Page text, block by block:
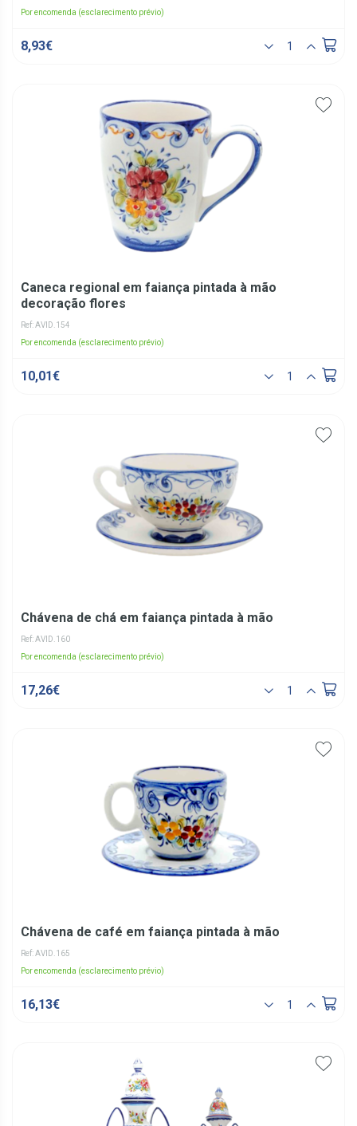
Por encomenda (esclarecimento prévio)
8,93€
Caneca regional em faiança pintada à mão
decoração flores
Ref: AVID.154
Por encomenda (esclarecimento prévio)
10,01€
Chávena de chá em faiança pintada à mão
Ref: AVID.160
Por encomenda (esclarecimento prévio)
17,26€
Chávena de café em faiança pintada à mão
Ref: AVID.165
Por encomenda (esclarecimento prévio)
16,13€